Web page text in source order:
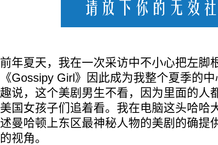
前年夏天，我在一次采访中不小心把左脚
《Gossipy Girl》因此成为我整个夏季的
趣说，这个美剧男生不看，因为里面的人
美国女孩子们追着看。我在电脑这头哈哈
述曼哈顿上东区最神秘人物的美剧的确提
的视角。